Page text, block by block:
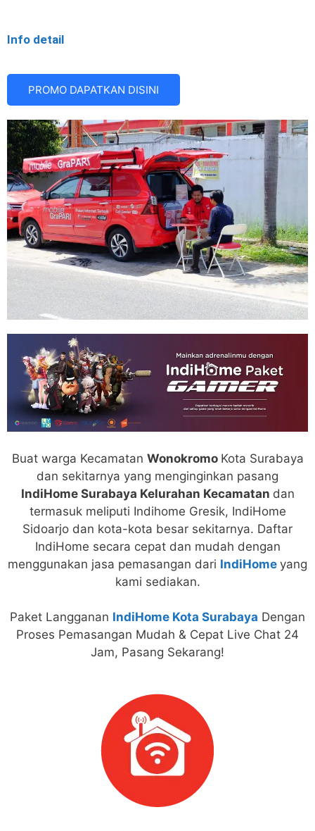
Info detail
PROMO DAPATKAN DISINI
Buat warga Kecamatan Wonokromo Kota Surabaya
dan sekitarnya yang menginginkan pasang
IndiHome Surabaya Kelurahan Kecamatan dan
termasuk meliputi Indihome Gresik, IndiHome
Sidoarjo dan kota-kota besar sekitarnya. Daftar
IndiHome secara cepat dan mudah dengan
menggunakan jasa pemasangan dari IndiHome yang
kami sediakan.
Paket Langganan IndiHome Kota Surabaya Dengan
Proses Pemasangan Mudah & Cepat Live Chat 24
Jam, Pasang Sekarang!